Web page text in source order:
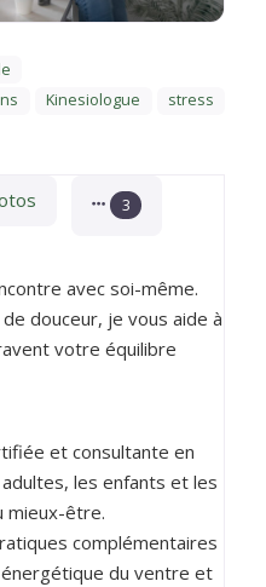
Kinesiologue stress
3
avec soi-même.
douceur, je vous aide à
votre équilibre
et consultante en
les enfants et les
mieux-être.
complémentaires
du ventre et